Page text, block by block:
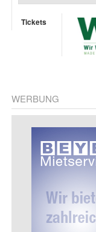
Tickets
WERBUNG